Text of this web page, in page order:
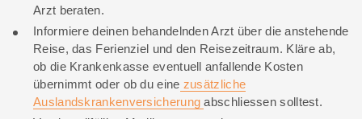
Arzt beraten.
Informiere deinen behandelnden Arzt über die anstehende
Reise, das Ferienziel und den Reisezeitraum. Kläre ab,
ob die Krankenkasse eventuell anfallende Kosten
übernimmt oder ob du eine zusätzliche
Auslandskrankenversicherungabschliessen solltest.